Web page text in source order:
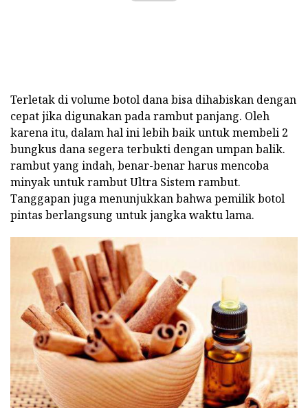
Terletak di volume botol dana bisa dihabiskan dengan
cepat jika digunakan pada rambut panjang. Oleh
karena itu, dalam hal ini lebih baik untuk membeli 2
bungkus dana segera terbukti dengan umpan balik.
rambut yang indah, benar-benar harus mencoba
minyak untuk rambut Ultra Sistem rambut.
Tanggapan juga menunjukkan bahwa pemilik botol
pintas berlangsung untuk jangka waktu lama.